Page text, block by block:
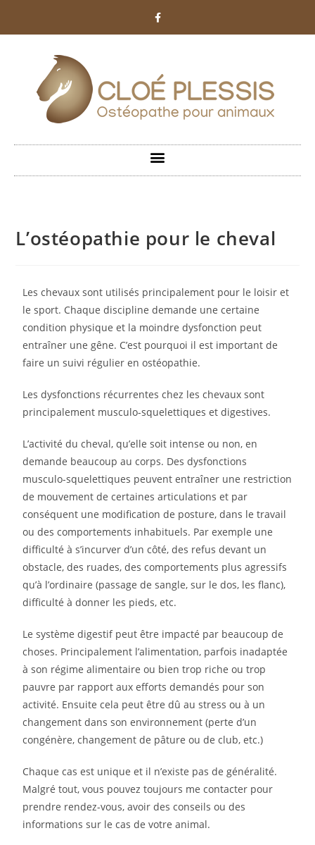
L’ostéopathie pour le cheval
Les chevaux sont utilisés principalement pour le loisir et
le sport. Chaque discipline demande une certaine
condition physique et la moindre dysfonction peut
entraîner une gêne. C’est pourquoi il est important de
faire un suivi régulier en ostéopathie.
Les dysfonctions récurrentes chez les chevaux sont
principalement musculo-squelettiques et digestives.
L’activité du cheval, qu’elle soit intense ou non, en
demande beaucoup au corps. Des dysfonctions
musculo-squelettiques peuvent entraîner une restriction
de mouvement de certaines articulations et par
conséquent une modification de posture, dans le travail
ou des comportements inhabituels. Par exemple une
difficulté à s’incurver d’un côté, des refus devant un
obstacle, des ruades, des comportements plus agressifs
qu’à l’ordinaire (passage de sangle, sur le dos, les flanc),
difficulté à donner les pieds, etc.
Le système digestif peut être impacté par beaucoup de
choses. Principalement l’alimentation, parfois inadaptée
à son régime alimentaire ou bien trop riche ou trop
pauvre par rapport aux efforts demandés pour son
activité. Ensuite cela peut être dû au stress ou à un
changement dans son environnement (perte d’un
congénère, changement de pâture ou de club, etc.)
Chaque cas est unique et il n’existe pas de généralité.
Malgré tout, vous pouvez toujours me contacter pour
prendre rendez-vous, avoir des conseils ou des
informations sur le cas de votre animal.